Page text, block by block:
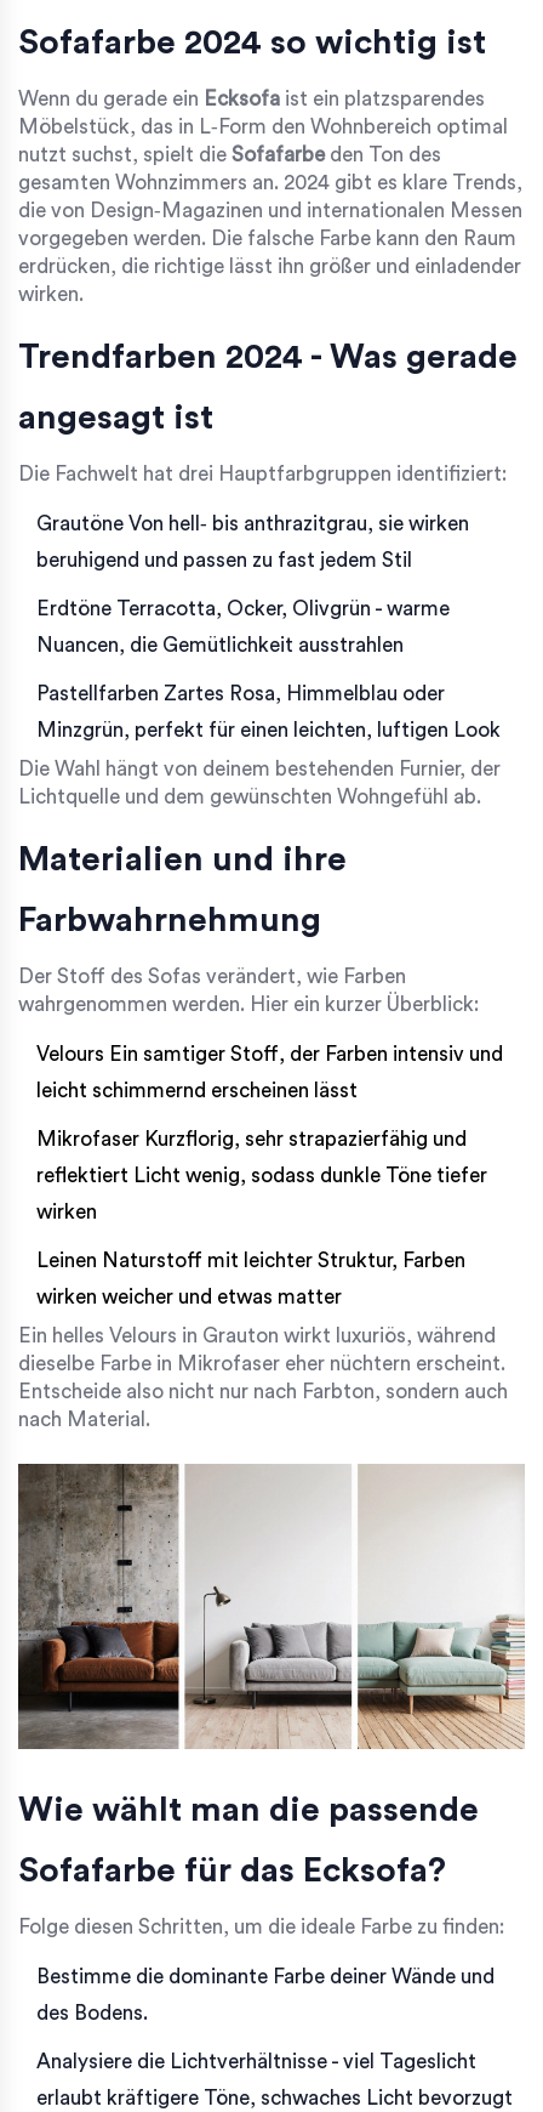
Sofafarbe 2024 so wichtig ist
Wenn du gerade ein Ecksofa ist ein platzsparendes
Möbelstück, das in L‑Form den Wohnbereich optimal
nutzt suchst, spielt die Sofafarbeden Ton des
gesamten Wohnzimmers an. 2024 gibt es klare Trends,
die von Design‑Magazinen und internationalen Messen
vorgegeben werden. Die falsche Farbe kann den Raum
erdrücken, die richtige lässt ihn größer und einladender
wirken.
Trendfarben 2024 - Was gerade
angesagt ist
Die Fachwelt hat drei Hauptfarbgruppen identifiziert:
Grautöne Von hell‑ bis anthrazitgrau, sie wirken
beruhigend und passen zu fast jedem Stil
Erdtöne Terracotta, Ocker, Olivgrün - warme
Nuancen, die Gemütlichkeit ausstrahlen
Pastellfarben Zartes Rosa, Himmelblau oder
Minzgrün, perfekt für einen leichten, luftigen Look
Die Wahl hängt von deinem bestehenden Furnier, der
Lichtquelle und dem gewünschten Wohngefühl ab.
Materialien und ihre
Farbwahrnehmung
Der Stoff des Sofas verändert, wie Farben
wahrgenommen werden. Hier ein kurzer Überblick:
Velours Ein samtiger Stoff, der Farben intensiv und
leicht schimmernd erscheinen lässt
Mikrofaser Kurzflorig, sehr strapazierfähig und
reflektiert Licht wenig, sodass dunkle Töne tiefer
wirken
Leinen Naturstoff mit leichter Struktur, Farben
wirken weicher und etwas matter
Ein helles Velours in Grauton wirkt luxuriös, während
dieselbe Farbe in Mikrofaser eher nüchtern erscheint.
Entscheide also nicht nur nach Farbton, sondern auch
nach Material.
Wie wählt man die passende
Sofafarbe für das Ecksofa?
Folge diesen Schritten, um die ideale Farbe zu finden:
Bestimme die dominante Farbe deiner Wände und
des Bodens.
Analysiere die Lichtverhältnisse - viel Tageslicht
erlaubt kräftigere Töne, schwaches Licht bevorzugt